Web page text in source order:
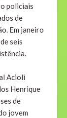
policiais
de
Em janeiro
seis
Acioli
Henrique
de
jovem